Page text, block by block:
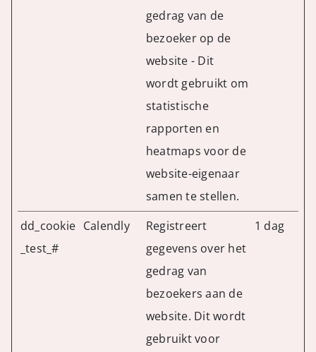
gedrag van de
bezoeker op de
website - Dit
wordt gebruikt om
statistische
rapporten en
heatmaps voor de
website-eigenaar
samen te stellen.
dd_cookie
_test_#
Calendly
Registreert
gegevens over het
gedrag van
bezoekers aan de
website. Dit wordt
gebruikt voor
1 dag